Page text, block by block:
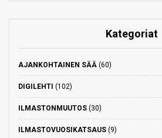
Kategoriat
AJANKOHTAINEN SÄÄ (60)
DIGILEHTI (102)
ILMASTONMUUTOS (30)
ILMASTOVUOSIKATSAUS (9)